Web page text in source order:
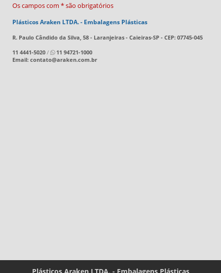
Os campos com * são obrigatórios
Plásticos Araken LTDA. - Embalagens Plásticas
R. Paulo Cândido da Silva, 58 - Laranjeiras - Caieiras-SP - CEP: 07745-045
11 4441-5020 /
11 94721-1000
Email: contato@araken.com.br